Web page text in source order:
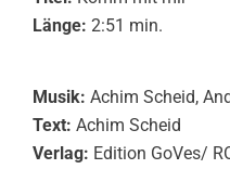
Länge: 2:51 min.
Musik: Achim Scheid,
Text: Achim Scheid
Verlag: Edition GoVes/